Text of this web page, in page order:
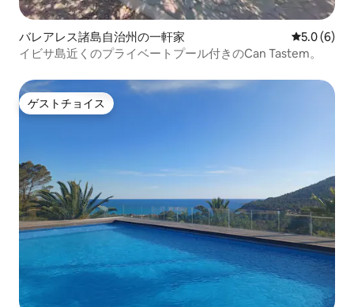
バレアレス諸島自治州の一軒家 レビュー6
5.0 (6)
イビサ島近くのプライベートプール付きのCan Tastem。
ゲストチョイス
ゲストチョイス